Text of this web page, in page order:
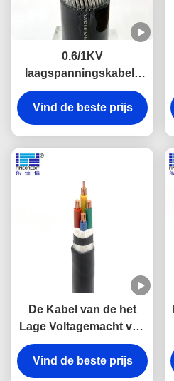
0.6/1KV
laagspanningskabels
Cu-geleider XLPE-kabel
pvc-geïsoleerde kabel
Vind de beste prijs
De Kabel van de het
Lage Voltagemacht van
NYY nyy-j, VV
Geïsoleerde Pvc In de
schede gestoken Kabel
Vind de beste prijs